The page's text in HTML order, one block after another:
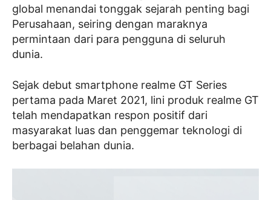
global menandai tonggak sejarah penting bagi
Perusahaan, seiring dengan maraknya
permintaan dari para pengguna di seluruh
dunia.
Sejak debut smartphone realme GT Series
pertama pada Maret 2021, lini produk realme GT
telah mendapatkan respon positif dari
masyarakat luas dan penggemar teknologi di
berbagai belahan dunia.